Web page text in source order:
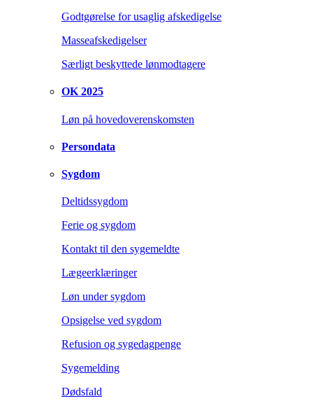
Godtgørelse for usaglig afskedigelse
Masseafskedigelser
Særligt beskyttede lønmodtagere
OK 2025
Løn på hovedoverenskomsten
Persondata
Sygdom
Deltidssygdom
Ferie og sygdom
Kontakt til den sygemeldte
Lægeerklæringer
Løn under sygdom
Opsigelse ved sygdom
Refusion og sygedagpenge
Sygemelding
Dødsfald